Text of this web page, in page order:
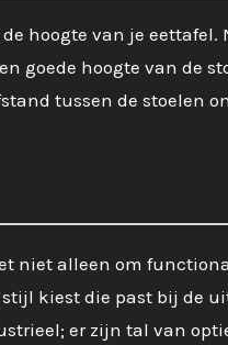
hoogte van je eettafel.
goede hoogte van de
tussen de stoelen
niet alleen om
kiest die past bij de
er zijn tal van